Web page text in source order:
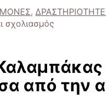
,
σχολιασμός
σχολείου
από την